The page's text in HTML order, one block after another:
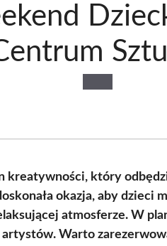
kreatywności, który
okazja, aby dzieci
atmosferze. W
artystów. Warto